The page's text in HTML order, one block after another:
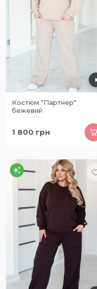
Костюм "Партнер"
бежевий
1 800 грн